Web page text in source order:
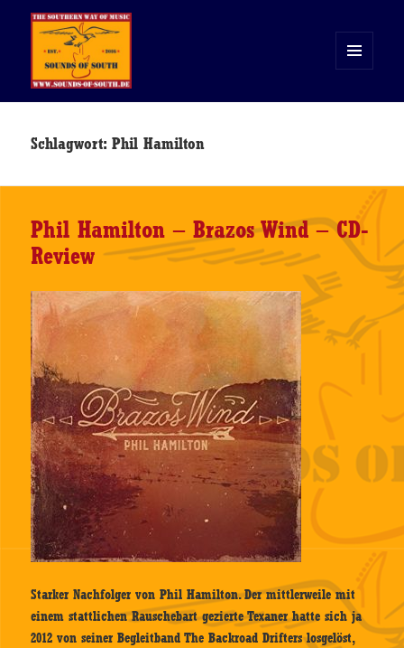
WIDGETS
Schlagwort:Phil Hamilton
Phil Hamilton – Brazos Wind – CD-
Review
Starker Nachfolger von Phil Hamilton. Der mittlerweile mit
einem stattlichen Rauschebart gezierte Texaner hatte sich ja
2012 von seiner Begleitband The Backroad Drifters losgelöst,